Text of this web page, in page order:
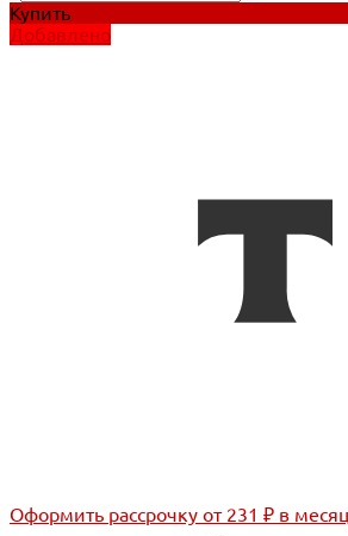
Купить
Добавлено
Оформить рассрочку от 231 ₽ в месяц